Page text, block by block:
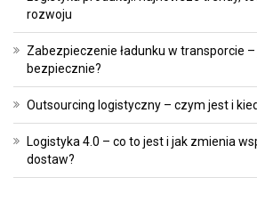
rozwoju
Zabezpieczenie ładunku w transporcie
bezpiecznie?
Outsourcing logistyczny – czym jest i
Logistyka 4.0 – co to jest i jak zmienia
dostaw?